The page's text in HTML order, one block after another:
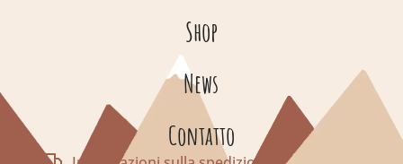
Shop
News
Contatto